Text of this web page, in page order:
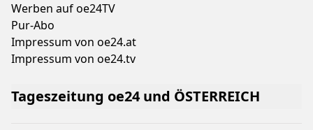
Werben auf oe24TV
Pur-Abo
Impressum von oe24.at
Impressum von oe24.tv
Tageszeitung oe24 und ÖSTERREICH